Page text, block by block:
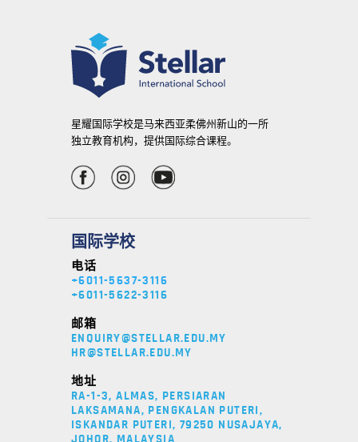
星耀国际学校是马来西亚柔佛州新山的一所
独立教育机构，提供国际综合课程。
国际学校
电话
+6011-5637-3116
+6011-5622-3116
邮箱
ENQUIRY@STELLAR.EDU.MY
HR@STELLAR.EDU.MY
地址
RA-1-3, ALMAS, PERSIARAN
LAKSAMANA, PENGKALAN PUTERI,
ISKANDAR PUTERI, 79250 NUSAJAYA,
JOHOR, MALAYSIA